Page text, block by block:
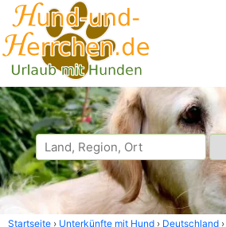
Startseite Unterkünfte mit Hund Deutschland